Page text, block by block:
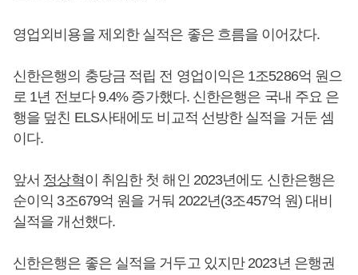
영업외비용을 제외한 실적은 좋은 흐름을 이어갔다.
신한은행의 충당금 적립 전 영업이익은 1조5286억 원으
로 1년 전보다 9.4% 증가했다. 신한은행은 국내 주요 은
행을 덮친 ELS사태에도 비교적 선방한 실적을 거둔 셈
이다.
앞서 정상혁이 취임한 첫 해인 2023년에도 신한은행은
순이익 3조679억 원을 거둬 2022년(3조457억 원) 대비
실적을 개선했다.
신한은행은 좋은 실적을 거두고 있지만 2023년 은행권